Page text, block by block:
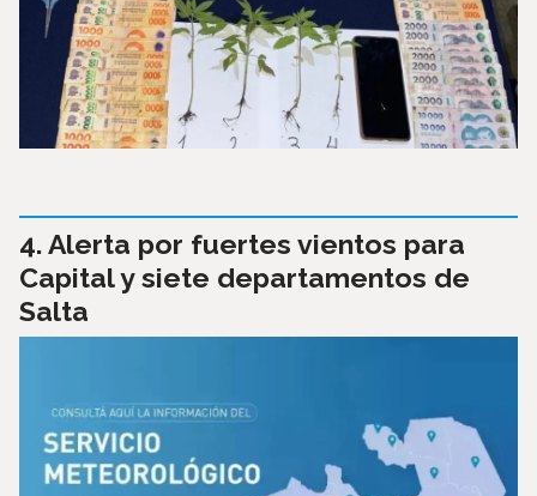
Alerta por fuertes vientos para
Capital y siete departamentos de
Salta